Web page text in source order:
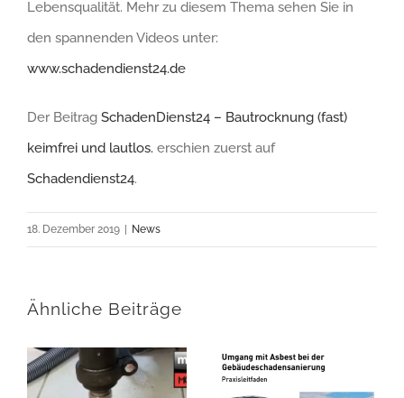
Lebensqualität. Mehr zu diesem Thema sehen Sie in
den spannenden Videos unter:
www.schadendienst24.de
Der Beitrag SchadenDienst24 – Bautrocknung (fast)
keimfrei und lautlos. erschien zuerst auf
Schadendienst24.
18. Dezember 2019 News
Ähnliche Beiträge